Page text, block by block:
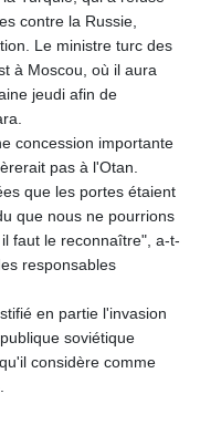
contre la Russie,
Le ministre turc des
à Moscou, où il aura
jeudi afin de
concession importante
pas à l'Otan.
que les portes étaient
que nous ne pourrions
faut le reconnaître", a-t-
responsables
en partie l'invasion
soviétique
considère comme